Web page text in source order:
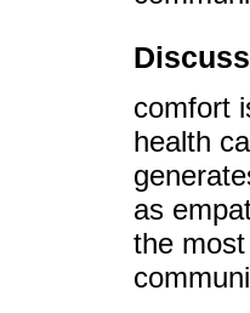
comfort
health
as
the